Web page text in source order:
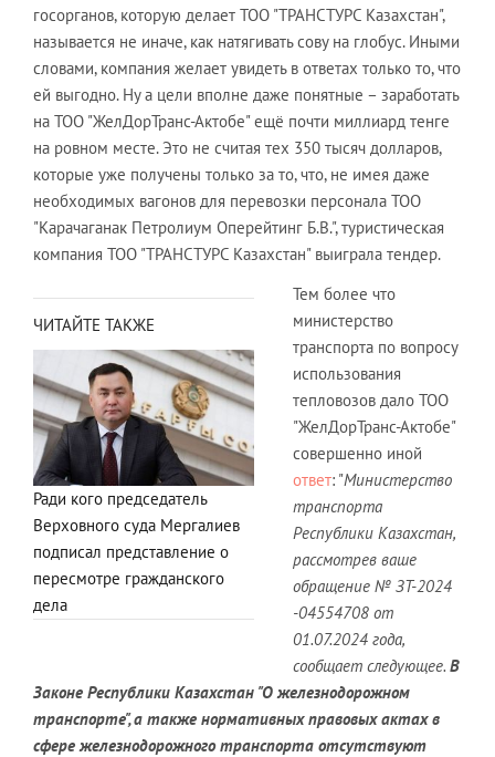
госорганов, которую делает ТОО "ТРАНСТУРС Казахстан",
называется не иначе, как натягивать сову на глобус. Иными
словами, компания желает увидеть в ответах только то, что
ей выгодно. Ну а цели вполне даже понятные – заработать
на ТОО "ЖелДорТранс-Актобе" ещё почти миллиард тенге
на ровном месте. Это не считая тех 350 тысяч долларов,
которые уже получены только за то, что, не имея даже
необходимых вагонов для перевозки персонала ТОО
"Карачаганак Петролиум Оперейтинг Б.В.", туристическая
компания ТОО "ТРАНСТУРС Казахстан" выиграла тендер.
ЧИТАЙТЕ ТАКЖЕ
Ради кого председатель
Верховного суда Мергалиев
подписал представление о
пересмотре гражданского
дела
Тем более что
министерство
транспорта по вопросу
использования
тепловозов дало ТОО
"ЖелДорТранс-Актобе"
совершенно иной
ответ: "Министерство
транспорта
Республики Казахстан,
рассмотрев ваше
обращение № ЗТ-2024
-04554708 от
01.07.2024 года,
сообщает следующее. В
Законе Республики Казахстан "О железнодорожном
транспорте", а также нормативных правовых актах в
сфере железнодорожного транспорта отсутствуют